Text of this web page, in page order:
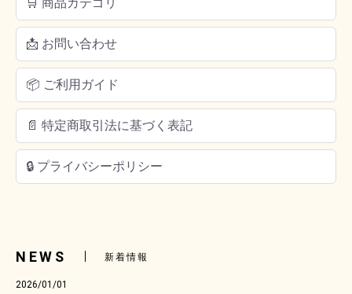
📩 お問い合わせ
📦 ご利用ガイド
📄 特定商取引法に基づく表記
🔒 プライバシーポリシー
NEWS 新着情報
2026/01/01